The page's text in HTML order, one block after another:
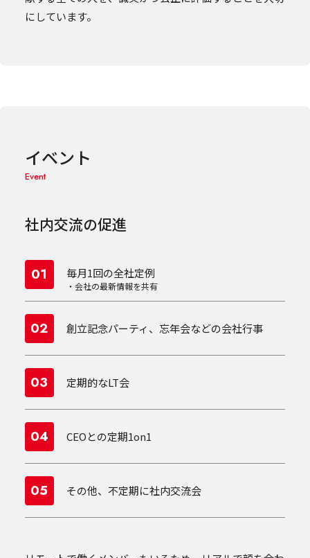
にしています。
イベント
Event
社内交流の促進
01 毎月1回の全社定例
・会社の最新情報を共有
02 創立記念パーティ、忘年会などの会社行事
03 定期的なLT会
04 CEOとの定期1on1
05 その他、不定期に社内交流会